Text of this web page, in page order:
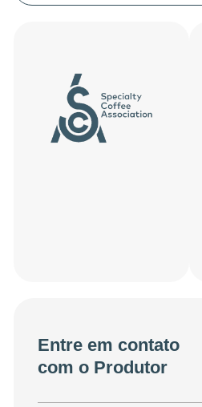
Entre em contato
com o Produtor